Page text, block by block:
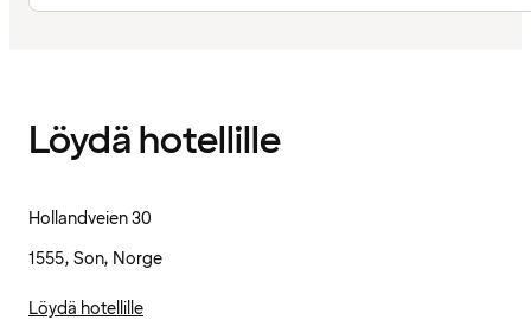
Löydä hotellille
Hollandveien 30
1555, Son, Norge
Löydä hotellille